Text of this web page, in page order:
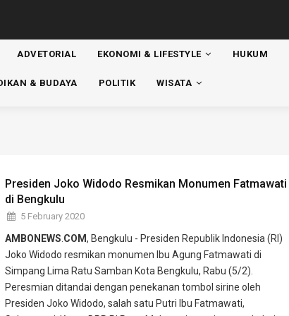
ADVETORIAL EKONOMI & LIFESTYLE HUKUM
& BUDAYA POLITIK WISATA
Presiden Joko Widodo Resmikan Monumen Fatmawati
di Bengkulu
5 February 2020
AMBONEWS COM, Bengkulu - Presiden Republik Indonesia (RI)
Joko Widodo resmikan monumen Ibu Agung Fatmawati di
Simpang Lima Ratu Samban Kota Bengkulu, Rabu (5/2).
Peresmian ditandai dengan penekanan tombol sirine oleh
Presiden Joko Widodo, salah satu Putri Ibu Fatmawati,